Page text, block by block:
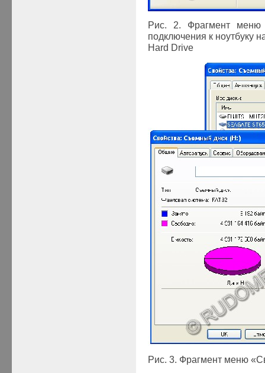
Рис. 2. Фрагмент меню
подключения к ноутбуку н
Hard Drive
Рис. 3. Фрагмент меню